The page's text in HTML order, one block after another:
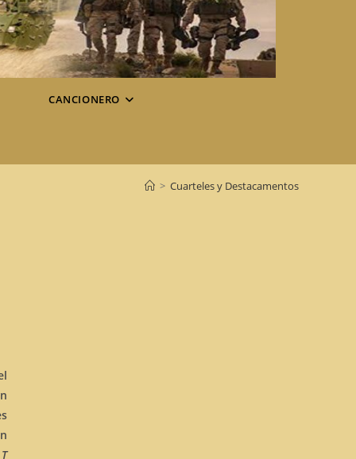
CANCIONERO
> Cuarteles y Destacamentos
T